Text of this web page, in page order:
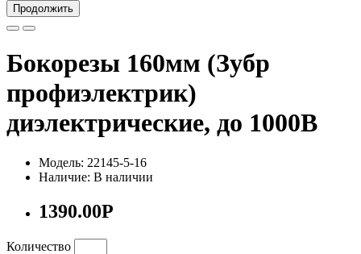
Продолжить
Бокорезы 160мм (Зубр
профиэлектрик)
диэлектрические, до 1000В
Модель: 22145-5-16
Наличие: В наличии
1390.00Р
Количество